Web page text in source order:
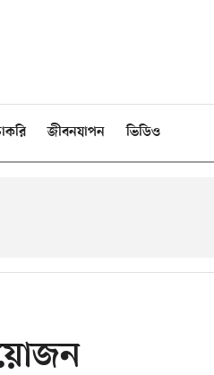
জীবনযাপন ভিডিও